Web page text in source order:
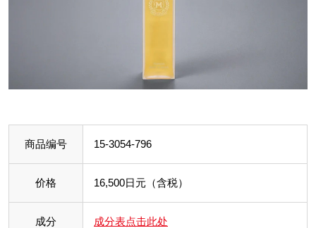
商品编号 15-3054-796
价格 16,500日元（含税）
成分 成分表点击此处